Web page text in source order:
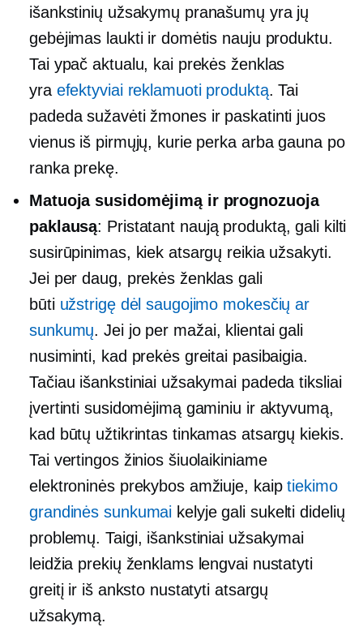
išankstinių užsakymų pranašumų yra jų
gebėjimas laukti ir domėtis nauju produktu.
Tai ypač aktualu, kai prekės ženklas
yra efektyviai reklamuoti produktą. Tai
padeda sužavėti žmones ir paskatinti juos
vienus iš pirmųjų, kurie perka arba gauna po
ranka prekę.
Matuoja susidomėjimą ir prognozuoja
paklausą: Pristatant naują produktą, gali kilti
susirūpinimas, kiek atsargų reikia užsakyti.
Jei per daug, prekės ženklas gali
būti užstrigę dėl saugojimo mokesčių ar
sunkumų. Jei jo per mažai, klientai gali
nusiminti, kad prekės greitai pasibaigia.
Tačiau išankstiniai užsakymai padeda tiksliai
įvertinti susidomėjimą gaminiu ir aktyvumą,
kad būtų užtikrintas tinkamas atsargų kiekis.
Tai vertingos žinios šiuolaikiniame
elektroninės prekybos amžiuje, kaiptiekimo
grandinės sunkumai kelyje gali sukelti didelių
problemų. Taigi, išankstiniai užsakymai
leidžia prekių ženklams lengvai nustatyti
greitį ir iš anksto nustatyti atsargų
užsakymą.